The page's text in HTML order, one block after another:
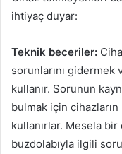
ihtiyaç duyar:
Teknik beceriler:
sorunlarını
kullanır. Sorunun
bulmak için cihazların
kullanırlar. Mesela
buzdolabıyla ilgili